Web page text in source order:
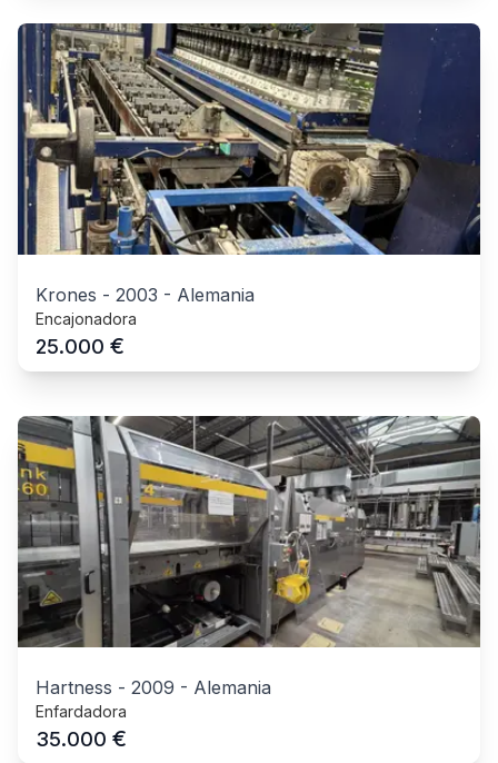
Krones - 2003 - Alemania
Encajonadora
25.000 €
Hartness - 2009 - Alemania
Enfardadora
35.000 €